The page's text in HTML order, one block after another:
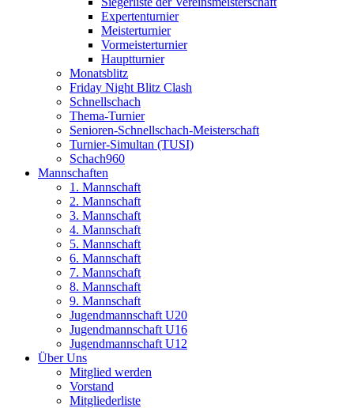
Expertenturnier
Meisterturnier
Vormeisterturnier
Hauptturnier
Monatsblitz
Friday Night Blitz Clash
Schnellschach
Thema-Turnier
Senioren-Schnellschach-Meisterschaft
Turnier-Simultan (TUSI)
Schach960
Mannschaften
1. Mannschaft
2. Mannschaft
3. Mannschaft
4. Mannschaft
5. Mannschaft
6. Mannschaft
7. Mannschaft
8. Mannschaft
9. Mannschaft
Jugendmannschaft U20
Jugendmannschaft U16
Jugendmannschaft U12
Über Uns
Mitglied werden
Vorstand
Mitgliederliste